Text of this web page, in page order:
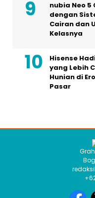
nubia Neo 5
dengan
Cairan dan
Kelasnya
Hisense
yang Lebih
Hunian di
Pasar